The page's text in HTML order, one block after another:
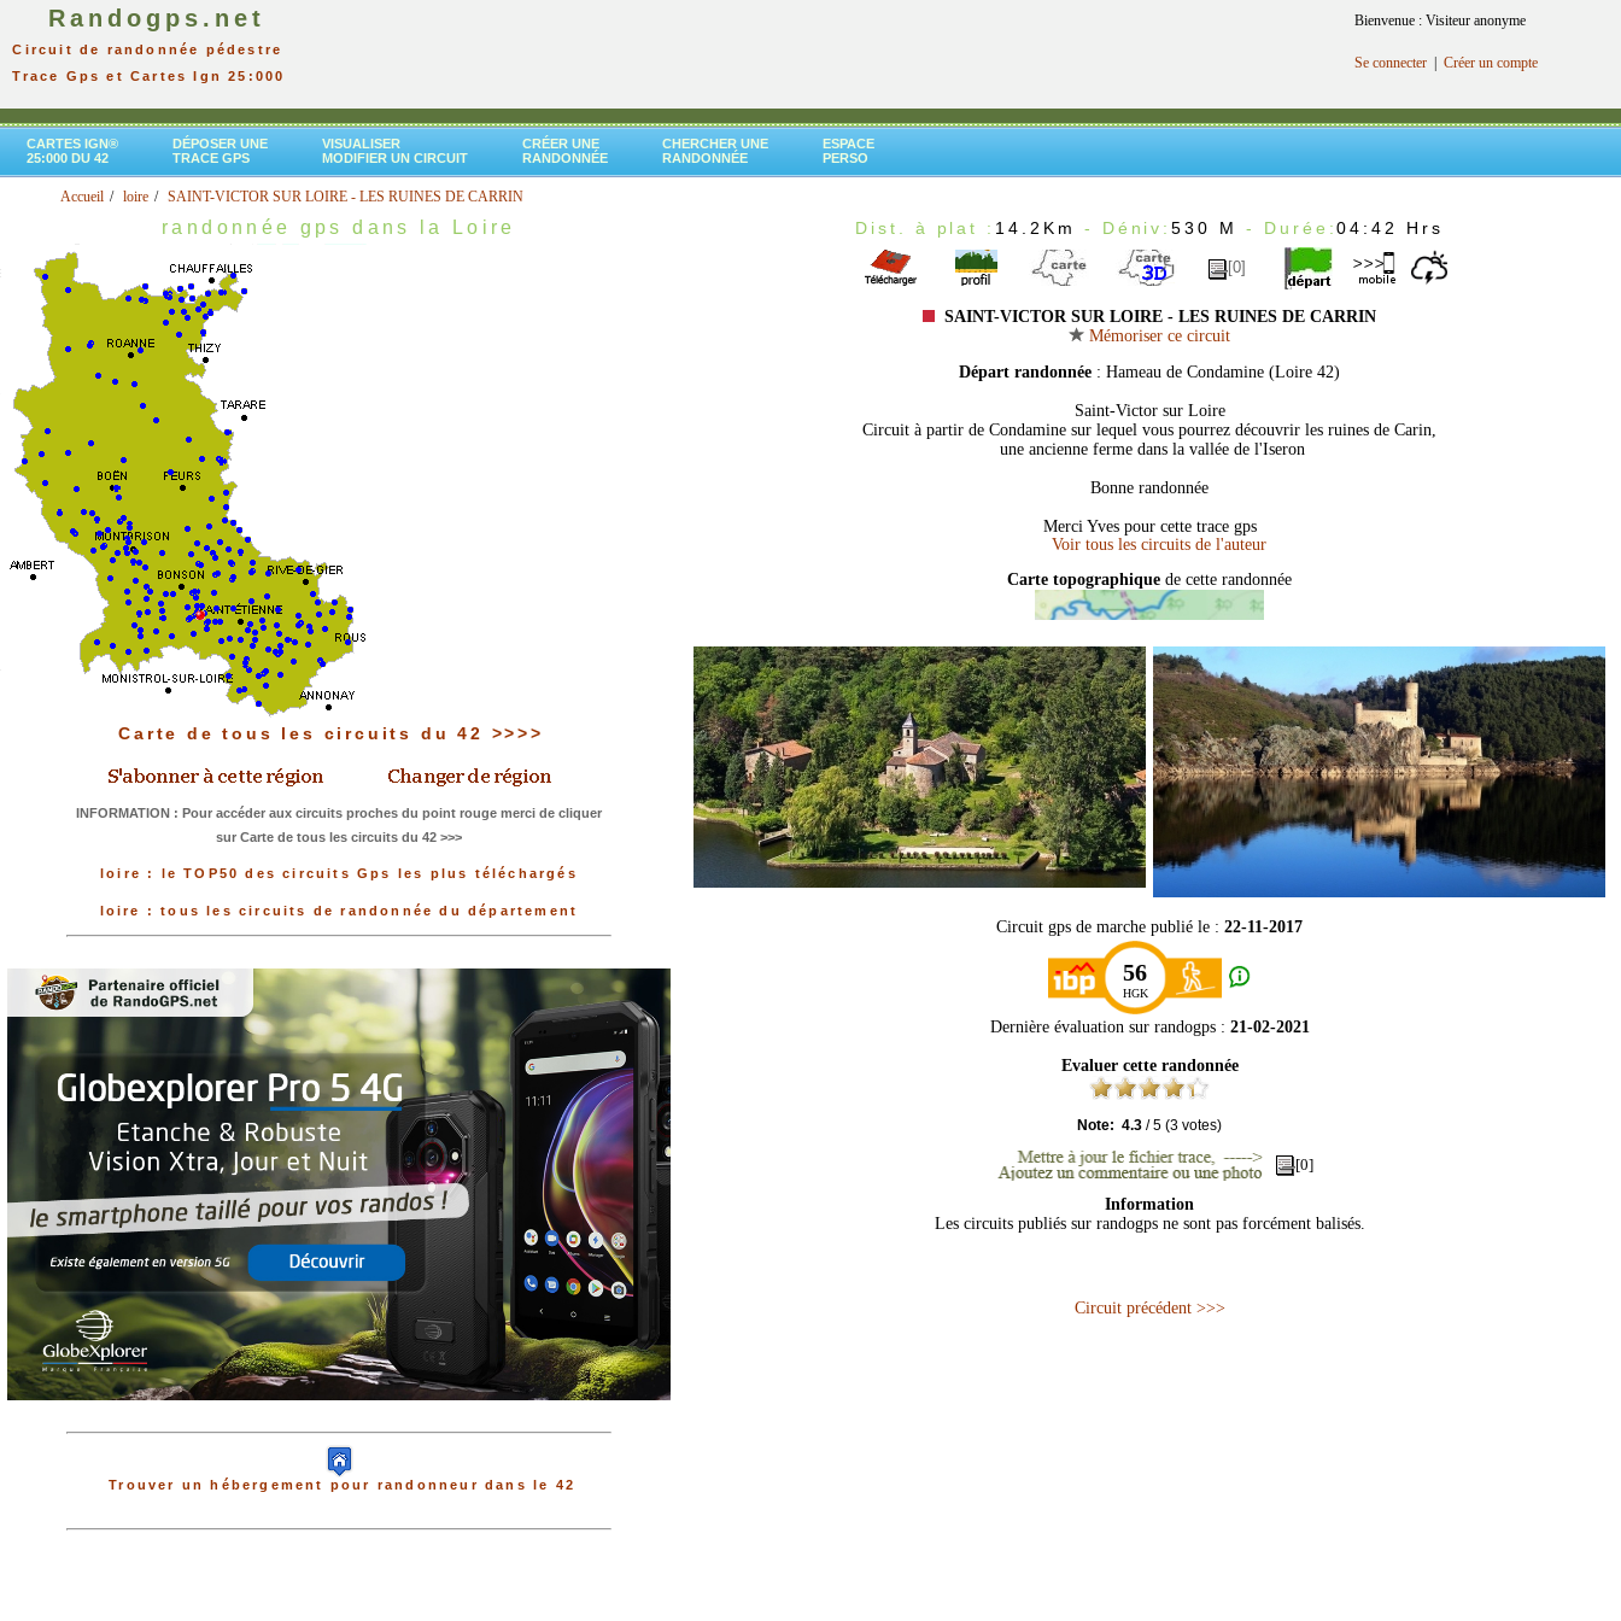
Randogps.net
Circuit de randonnée pédestre
Trace Gps et Cartes Ign 25:000
Bienvenue : Visiteur anonyme
Se connecter Créer un compte
CARTES IGN®
25:000 DU 42
DÉPOSER UNE
TRACE GPS
VISUALISER
MODIFIER UN CIRCUIT
CRÉER UNE
RANDONNÉE
CHERCHER UNE
RANDONNÉE
ESPACE
PERSO
Accueil loire SAINT-VICTOR SUR LOIRE - LES RUINES DE CARRIN
randonnée gps dans la Loire
Carte de tous les circuits du 42 >>>>
INFORMATION : Pour accéder aux circuits proches du point rouge merci de cliquer
sur Carte de tous les circuits du 42 >>>
loire : le TOP50 des circuits Gps les plus téléchargés
loire : tous les circuits de randonnée du département
Trouver un hébergement pour randonneur dans le 42
Dist. à plat : 14.2Km - Déniv:530 M - Durée:04:42 Hrs
[0]
SAINT-VICTOR SUR LOIRE - LES RUINES DE CARRIN
Mémoriser ce circuit
Départ randonnée : Hameau de Condamine (Loire 42)
Saint-Victor sur Loire
Circuit à partir de Condamine sur lequel vous pourrez découvrir les ruines de Carin,
une ancienne ferme dans la vallée de l'Iseron
Bonne randonnée
Merci Yves pour cette trace gps
Carte topographique de cette randonnée
Circuit gps de marche publié le : 22-11-2017
56
HGK
Dernière évaluation sur randogps : 21-02-2021
Evaluer cette randonnée
Note: 4.3 /5 (3 votes)
[0]
Information
Les circuits publiés sur randogps ne sont pas forcément balisés.
Circuit précédent >>>